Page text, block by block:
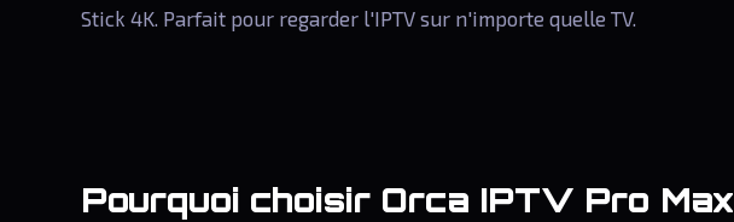
Stick 4K. Parfait pour regarder l'IPTV sur n'importe quelle TV.
Pourquoi choisir Orca IPTV Pro Max